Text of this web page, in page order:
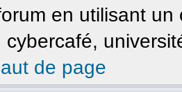
en utilisant
cybercafé,
de page